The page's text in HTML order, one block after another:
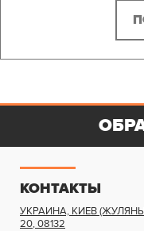
КОНТАКТЫ
УКРАИНА, КИЕВ
20,08132